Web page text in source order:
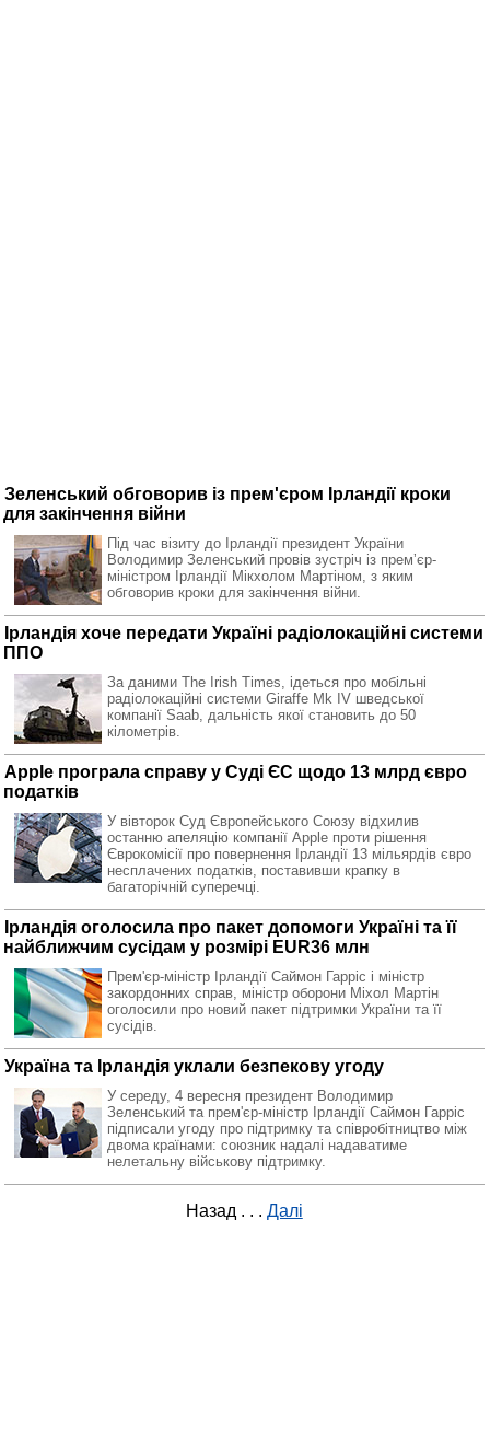
Зеленський обговорив із прем'єром Ірландії кроки
для закінчення війни
Під час візиту до Ірландії президент України
Володимир Зеленський провів зустріч із премʼєр-
міністром Ірландії Мікхолом Мартіном, з яким
обговорив кроки для закінчення війни.
Ірландія хоче передати Україні радіолокаційні системи
ППО
За даними The Irish Times, ідеться про мобільні
радіолокаційні системи Girаffe Mk IV шведської
компанії Saab, дальність якої становить до 50
кілометрів.
Apple програла справу у Суді ЄС щодо 13 млрд євро
податків
У вівторок Суд Європейського Союзу відхилив
останню апеляцію компанії Apple проти рішення
Єврокомісії про повернення Ірландії 13 мільярдів євро
несплачених податків, поставивши крапку в
багаторічній суперечці.
Ірландія оголосила про пакет допомоги Україні та її
найближчим сусідам у розмірі EUR36 млн
Прем'єр-міністр Ірландії Саймон Гарріс і міністр
закордонних справ, міністр оборони Міхол Мартін
оголосили про новий пакет підтримки України та її
сусідів.
Україна та Ірландія уклали безпекову угоду
У середу, 4 вересня президент Володимир
Зеленський та прем'єр-міністр Ірландії Саймон Гарріс
підписали угоду про підтримку та співробітництво між
двома країнами: союзник надалі надаватиме
нелетальну військову підтримку.
Назад . . . Далі